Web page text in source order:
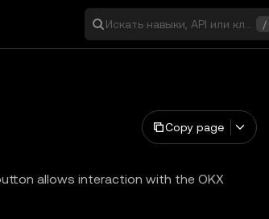
Искать навыки, API или /
Copy page
allows interaction with the OKX